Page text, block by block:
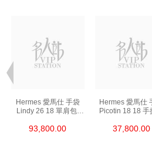
Hermes 愛馬仕 手袋
Lindy 26 18 單肩包/
93,800.00
Hermes 愛馬仕
Picotin 18 18 手
37,800.00